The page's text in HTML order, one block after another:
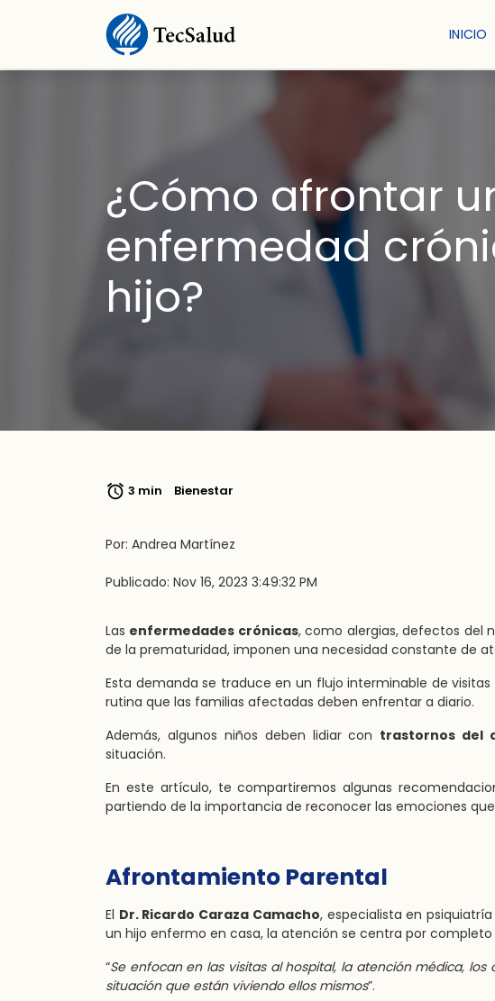
INICIO
¿Cómo afrontar
enfermedad
hijo?
3 min Bienestar
Por: Andrea Martínez
Publicado: Nov 16, 2023 3:49:32 PM
Las enfermedades crónicas, como alergias, defectos del
de la prematuridad, imponen una necesidad constante de
Esta demanda se traduce en un flujo interminable de
rutina que las familias afectadas deben enfrentar a diario.
Además, algunos niños deben lidiar con trastornos del
situación.
En este artículo, te compartiremos algunas
partiendo de la importancia de reconocer las emociones
Afrontamiento Parental
El Dr. Ricardo Caraza Camacho, especialista en
un hijo enfermo en casa, la atención se centra por
“Se enfocan en las visitas al hospital, la atención médica,
situación que están viviendo ellos mismos”.